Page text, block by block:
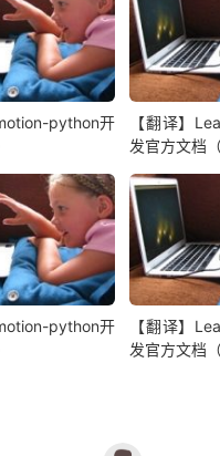
python开
【翻译】
发官方文档（
python开
【翻译】
发官方文档（